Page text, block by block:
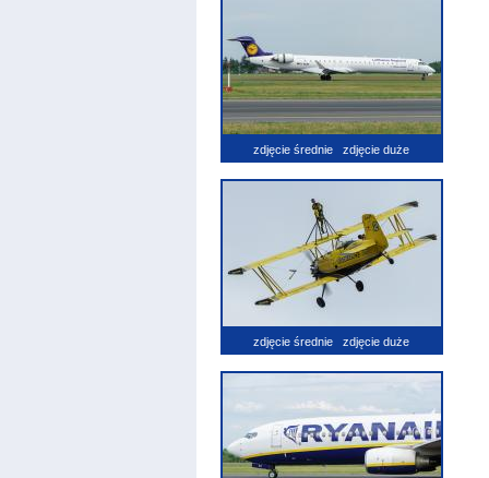
zdjęcie średnie zdjęcie duże
zdjęcie średnie zdjęcie duże